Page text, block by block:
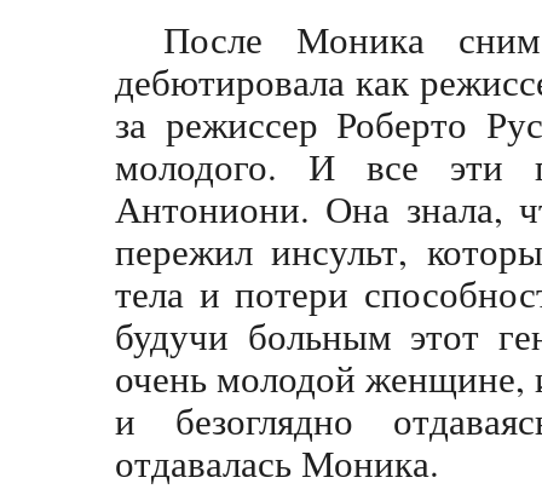
После Моника
дебютировала как
за режиссер Роберто
молодого. И все эти
Антониони. Она знала,
пережил инсульт,
тела и потери
будучи больным этот
очень молодой женщине,
и безоглядно
отдавалась Моника.